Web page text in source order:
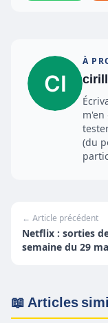
À
m'en
(du
← Article précédent
Netflix : sorties
semaine du 29
📖 Articles